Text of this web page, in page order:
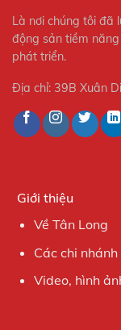
Là nơi chúng tôi đã
động sản tiềm
phát triển.
Địa chỉ: 39B Xuân
Giới thiệu
Về Tân Long
Các chi nhánh
Video, hình